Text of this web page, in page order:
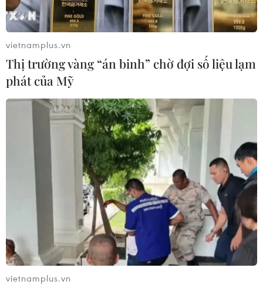
vietnamplus.vn
Thị trường vàng “án binh” chờ đợi số liệu lạm
phát của Mỹ
vietnamplus.vn